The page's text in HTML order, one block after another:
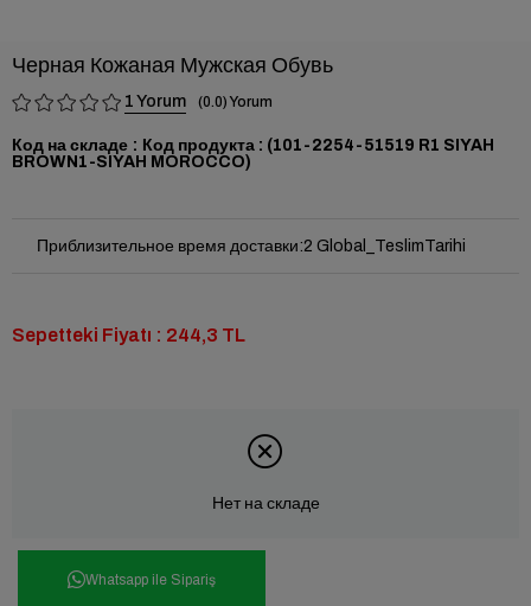
Черная Кожаная Мужская Обувь
1 0.0
Код на складе
(101-2254-51519 R1 SIYAH
BROWN1-SIYAH MOROCCO)
Приблизительное время доставки:2 Global_TeslimTarihi
Sepetteki Fiyatı : 244,3 TL
Нет на складе
Whatsapp ile Sipariş